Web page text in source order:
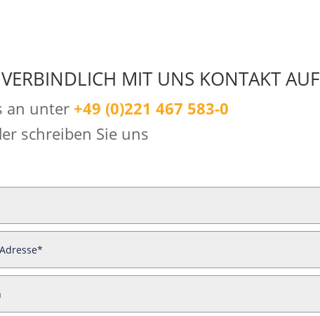
MIT UNS KONTAKT AUF
an unter +49 (0)221 467 583-0
schreiben Sie uns